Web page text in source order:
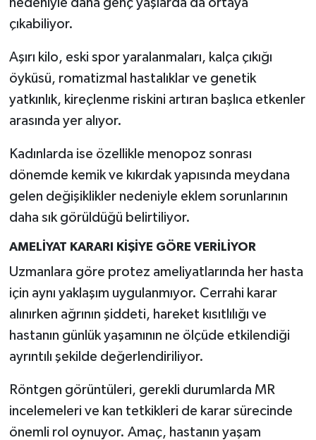
nedeniyle daha genç yaşlarda da ortaya
çıkabiliyor.
Aşırı kilo, eski spor yaralanmaları, kalça çıkığı
öyküsü, romatizmal hastalıklar ve genetik
yatkınlık, kireçlenme riskini artıran başlıca etkenler
arasında yer alıyor.
Kadınlarda ise özellikle menopoz sonrası
dönemde kemik ve kıkırdak yapısında meydana
gelen değişiklikler nedeniyle eklem sorunlarının
daha sık görüldüğü belirtiliyor.
AMELİYAT KARARI KİŞİYE GÖRE VERİLİYOR
Uzmanlara göre protez ameliyatlarında her hasta
için aynı yaklaşım uygulanmıyor. Cerrahi karar
alınırken ağrının şiddeti, hareket kısıtlılığı ve
hastanın günlük yaşamının ne ölçüde etkilendiği
ayrıntılı şekilde değerlendiriliyor.
Röntgen görüntüleri, gerekli durumlarda MR
incelemeleri ve kan tetkikleri de karar sürecinde
önemli rol oynuyor. Amaç, hastanın yaşam